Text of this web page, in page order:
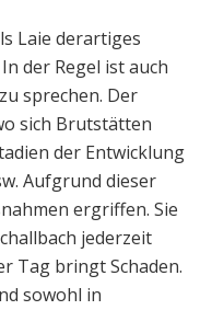
Laie derartiges
der Regel ist auch
sprechen. Der
sich Brutstätten
der Entwicklung
Aufgrund dieser
ergriffen. Sie
jederzeit
Tag bringt Schaden.
sowohl in